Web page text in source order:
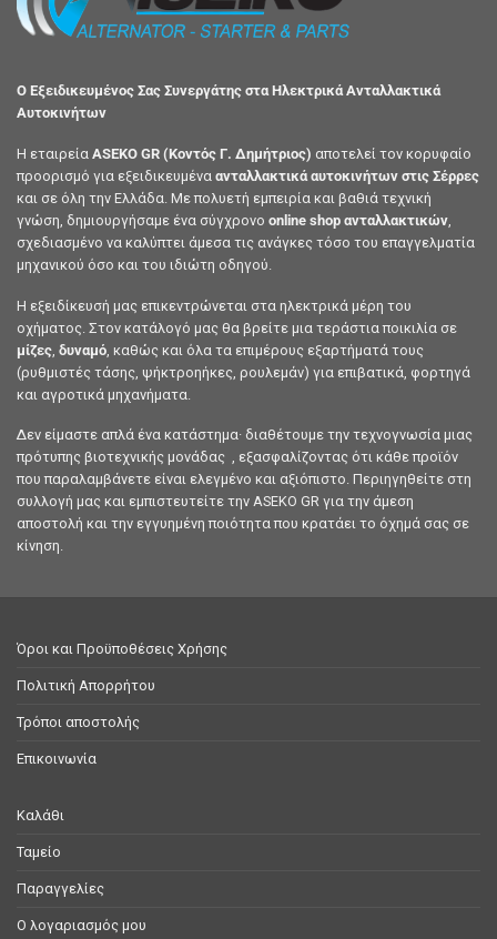
Ο Εξειδικευμένος Σας Συνεργάτης στα Ηλεκτρικά Ανταλλακτικά
Αυτοκινήτων
Η εταιρεία ASEKO GR (Κοντός Γ. Δημήτριος) αποτελεί τον κορυφαίο
προορισμό για εξειδικευμένα ανταλλακτικά αυτοκινήτων στις Σέρρες
και σε όλη την Ελλάδα. Με πολυετή εμπειρία και βαθιά τεχνική
γνώση, δημιουργήσαμε ένα σύγχρονο online shop ανταλλακτικών
σχεδιασμένο να καλύπτει άμεσα τις ανάγκες τόσο του επαγγελματία
μηχανικού όσο και του ιδιώτη οδηγού.
Η εξειδίκευσή μας επικεντρώνεται στα ηλεκτρικά μέρη του
οχήματος. Στον κατάλογό μας θα βρείτε μια τεράστια ποικιλία σε
μίζες δυναμό , καθώς και όλα τα επιμέρους εξαρτήματά τους
(ρυθμιστές τάσης, ψήκτροηήκες, ρουλεμάν) για επιβατικά, φορτηγά
και αγροτικά μηχανήματα.
Δεν είμαστε απλά ένα κατάστημα· διαθέτουμε την τεχνογνωσία μιας
πρότυπης βιοτεχνικής μονάδας , εξασφαλίζοντας ότι κάθε προϊόν
που παραλαμβάνετε είναι ελεγμένο και αξιόπιστο. Περιηγηθείτε στη
συλλογή μας και εμπιστευτείτε την ASEKO GR για την άμεση
αποστολή και την εγγυημένη ποιότητα που κρατάει το όχημά σας σε
κίνηση.
Όροι και Προϋποθέσεις Χρήσης
Πολιτική Απορρήτου
Τρόποι αποστολής
Επικοινωνία
Καλάθι
Ταμείο
Παραγγελίες
Ο λογαριασμός μου